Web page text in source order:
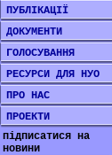
ПУБЛІКАЦІЇ
ДОКУМЕНТИ
ГОЛОСУВАННЯ
РЕСУРСИ ДЛЯ НУО
ПРО НАС
ПРОЕКТИ
підписатися на
новини